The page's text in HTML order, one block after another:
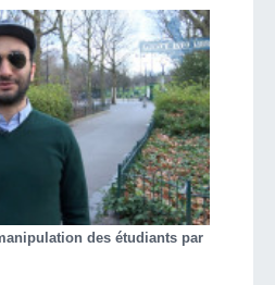
des étudiants par